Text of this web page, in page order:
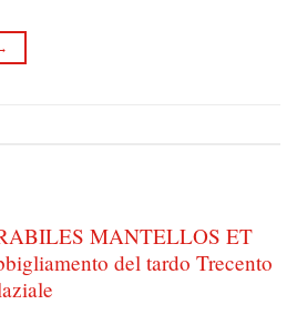
MANTELLOS ET
del tardo Trecento